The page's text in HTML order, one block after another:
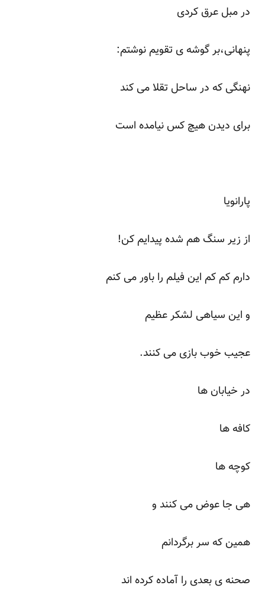
در مبل عرق کردی
پنهانی،بر گوشه ی تقویم نوشتم:
نهنگی که در ساحل تقلا می کند
برای دیدن هیچ کس نیامده است
پارانویا
از زیر سنگ هم شده پیدایم کن!
دارم کم کم این فیلم را باور می کنم
و این سیاهی لشکر عظیم
عجیب خوب بازی می کنند.
در خیابان ها
کافه ها
کوچه ها
هی جا عوض می کنند و
همین که سر برگردانم
صحنه ی بعدی را آماده کرده اند